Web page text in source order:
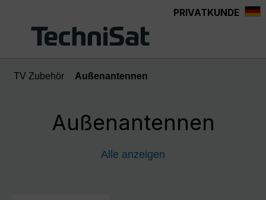
PRIVATKUNDE
TV Zubehör Außenantennen
Außenantennen
Alle anzeigen